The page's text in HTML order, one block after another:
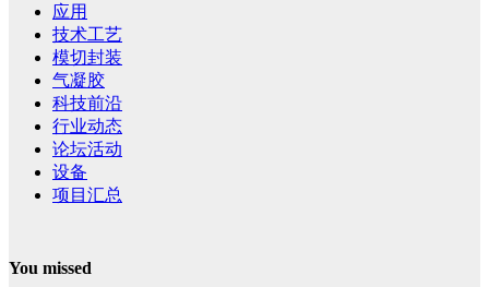
应用
技术工艺
模切封装
气凝胶
科技前沿
行业动态
论坛活动
设备
项目汇总
You missed